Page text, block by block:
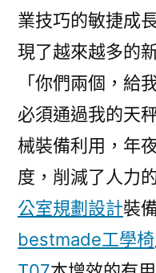
業技巧的敏捷成
現了越來越多的
「你們兩個，給
必須通過我的天
械裝備利用，年
度，削減了人力
公室規劃設計裝
bestmade工學椅